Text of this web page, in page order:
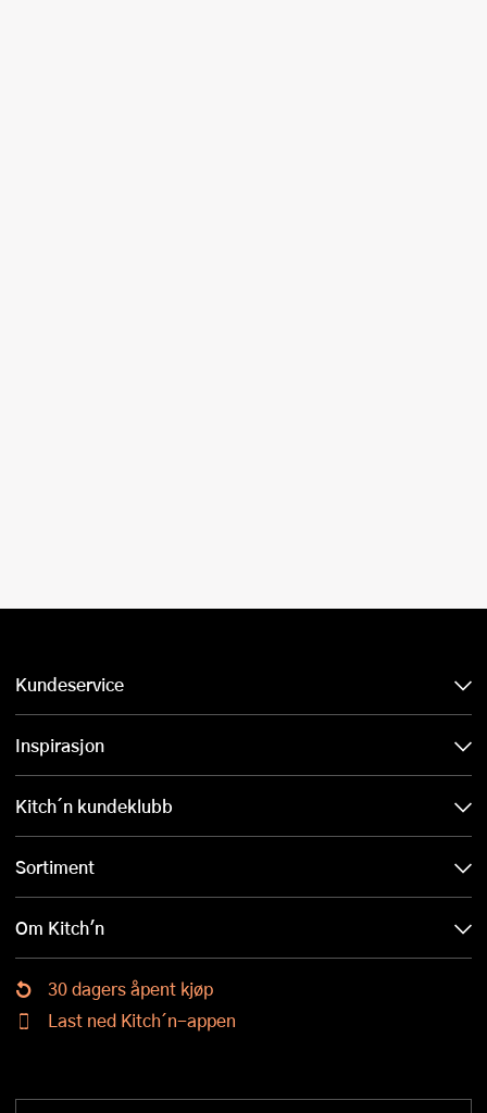
Kundeservice
Inspirasjon
Kitch´n kundeklubb
Sortiment
Om Kitch'n
30 dagers åpent kjøp
Last ned Kitch´n-appen